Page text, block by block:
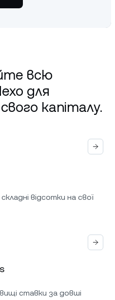
всю
для
капіталу.
відсотки на свої
ставки за довші